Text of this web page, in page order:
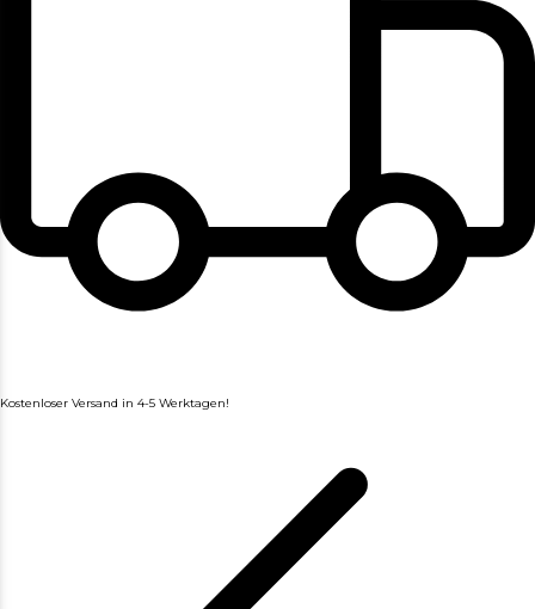
Kostenloser Versand in 4-5 Werktagen!